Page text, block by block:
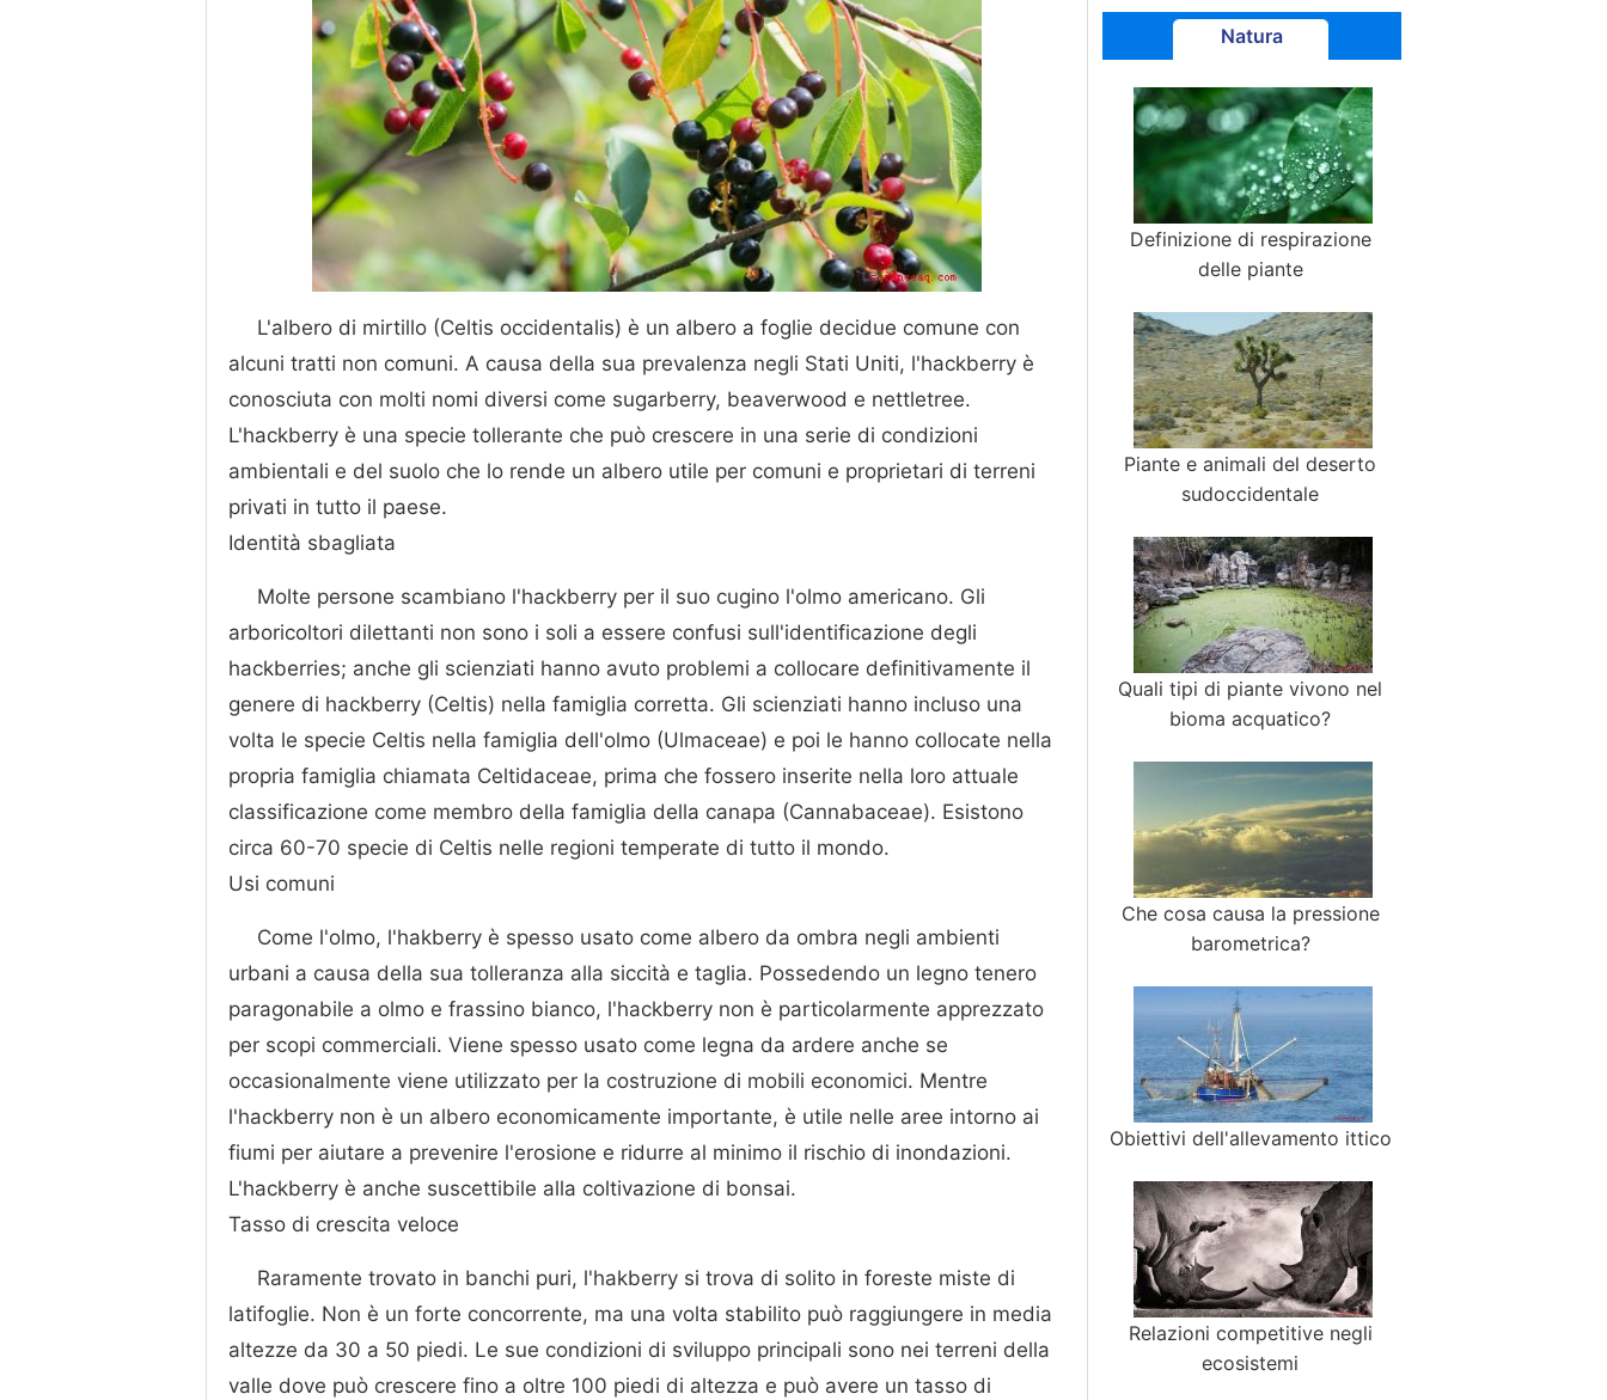
L'albero di mirtillo (Celtis occidentalis) è un albero a foglie decidue comune con
alcuni tratti non comuni. A causa della sua prevalenza negli Stati Uniti, l'hackberry è
conosciuta con molti nomi diversi come sugarberry, beaverwood e nettletree.
L'hackberry è una specie tollerante che può crescere in una serie di condizioni
ambientali e del suolo che lo rende un albero utile per comuni e proprietari di terreni
privati in tutto il paese.
Identità sbagliata
Molte persone scambiano l'hackberry per il suo cugino l'olmo americano. Gli
arboricoltori dilettanti non sono i soli a essere confusi sull'identificazione degli
hackberries; anche gli scienziati hanno avuto problemi a collocare definitivamente il
genere di hackberry (Celtis) nella famiglia corretta. Gli scienziati hanno incluso una
volta le specie Celtis nella famiglia dell'olmo (Ulmaceae) e poi le hanno collocate nella
propria famiglia chiamata Celtidaceae, prima che fossero inserite nella loro attuale
classificazione come membro della famiglia della canapa (Cannabaceae). Esistono
circa 60-70 specie di Celtis nelle regioni temperate di tutto il mondo.
Usi comuni
Come l'olmo, l'hakberry è spesso usato come albero da ombra negli ambienti
urbani a causa della sua tolleranza alla siccità e taglia. Possedendo un legno tenero
paragonabile a olmo e frassino bianco, l'hackberry non è particolarmente apprezzato
per scopi commerciali. Viene spesso usato come legna da ardere anche se
occasionalmente viene utilizzato per la costruzione di mobili economici. Mentre
l'hackberry non è un albero economicamente importante, è utile nelle aree intorno ai
fiumi per aiutare a prevenire l'erosione e ridurre al minimo il rischio di inondazioni.
L'hackberry è anche suscettibile alla coltivazione di bonsai.
Tasso di crescita veloce
Raramente trovato in banchi puri, l'hakberry si trova di solito in foreste miste di
latifoglie. Non è un forte concorrente, ma una volta stabilito può raggiungere in media
altezze da 30 a 50 piedi. Le sue condizioni di sviluppo principali sono nei terreni della
valle dove può crescere fino a oltre 100 piedi di altezza e può avere un tasso di
Natura
Definizione di respirazione
delle piante
Piante e animali del deserto
sudoccidentale
Quali tipi di piante vivono nel
bioma acquatico?
Che cosa causa la pressione
barometrica?
Obiettivi dell'allevamento ittico
Relazioni competitive negli
ecosistemi